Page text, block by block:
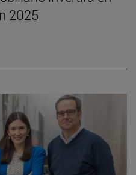
2025